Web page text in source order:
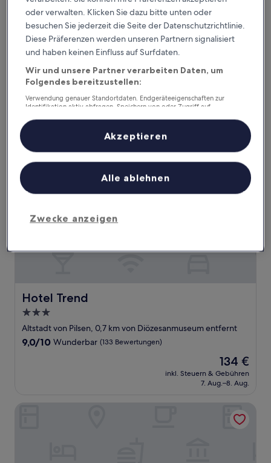
Boutique Hotel Rango
Boutique Hotel Rango
4.0-
Sterne-
Unterkunft
Altstadt von Pilsen, 0,3 km von Diözesanmuseum entfernt
9.0
von
10,
Wunderbar,
(113
Bewertungen)
9,0/10 Wunderbar (113 Bewertungen)
Der
beträgt
inkl. Steuern & Gebühren
9. Aug.–10. Aug.
Hotel Trend
Hotel Trend
3.0-
Sterne-
Unterkunft
Altstadt von Pilsen, 0,7 km von Diözesanmuseum entfernt
9.0
9,0/10 Wunderbar (133 Bewertungen)
Der
Preis
beträgt
134 €
inkl. Steuern & Gebühren
7. Aug.–8. Aug.
Hotel Trend
oder verwalten. Klicken Sie dazu bitte unten oder
besuchen Sie jederzeit die Seite der Datenschutzrichtlinie.
Diese Präferenzen werden unseren Partnern signalisiert
und haben keinen Einfluss auf Surfdaten.
Wir und unsere Partner verarbeiten Daten, um
Folgendes bereitzustellen:
Verwendung genauer Standortdaten. Endgeräteeigenschaften zur
Identifikation aktiv abfragen. Speichern von oder Zugriff auf
Inhalte, Messung von Werbeleistung und der Performance von Inhalten,
Zielgruppenforschung sowie Entwicklung und Verbesserung von
Liste der Partner (Lieferanten)
Zwecke anzeigen
Alle ablehnen
Akzeptieren